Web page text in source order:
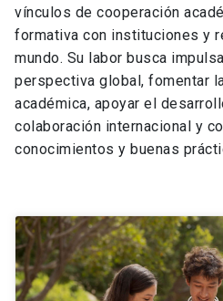
vínculos de cooperación
formativa con instituciones y
mundo. Su labor busca
perspectiva global, fomentar
académica, apoyar el
colaboración internacional y
conocimientos y buenas